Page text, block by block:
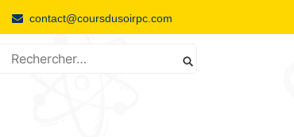
contact@coursdusoirpc.com